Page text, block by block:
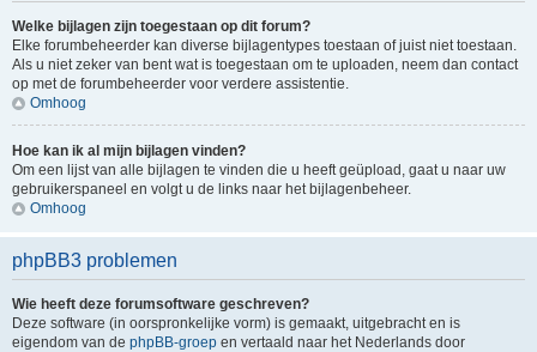
Welke bijlagen zijn toegestaan op dit forum?
Elke forumbeheerder kan diverse bijlagentypes toestaan of juist niet toestaan.
Als u niet zeker van bent wat is toegestaan om te uploaden, neem dan contact
op met de forumbeheerder voor verdere assistentie.
Omhoog
Hoe kan ik al mijn bijlagen vinden?
Om een lijst van alle bijlagen te vinden die u heeft geüpload, gaat u naar uw
gebruikerspaneel en volgt u de links naar het bijlagenbeheer.
Omhoog
phpBB3 problemen
Wie heeft deze forumsoftware geschreven?
Deze software (in oorspronkelijke vorm) is gemaakt, uitgebracht en is
eigendom van de phpBB-groep en vertaald naar het Nederlands door